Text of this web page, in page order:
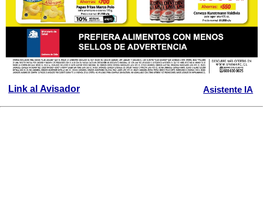
Link al Avisador Asistente IA